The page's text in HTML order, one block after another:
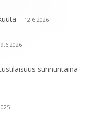
12.6.2026
9.6.2026
sunnuntaina